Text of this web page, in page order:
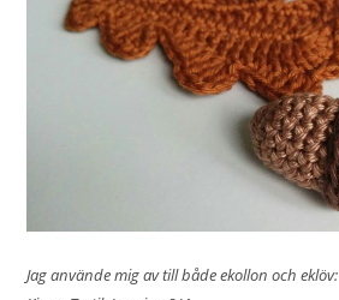
Jag använde mig av till både ekollon och eklöv: